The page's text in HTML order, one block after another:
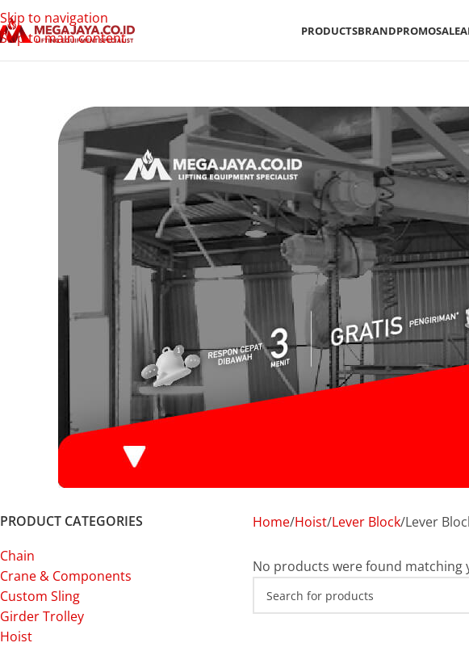
Skip to navigation
Skip to main content
PRODUCTSBRANDPROMOSALE
PRODUCT CATEGORIES
Chain
Crane & Components
Custom Sling
Girder Trolley
Hoist
Home Hoist Lever Block Lever
No products were found matching